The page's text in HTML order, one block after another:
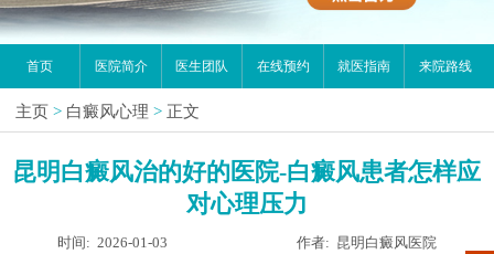
首页 医院简介 医生团队 在线预约 就医指南 来院路线
主页 > 白癜风心理 > 正文
昆明白癜风治的好的医院-白癜风患者怎样应
对心理压力
时间: 2026-01-03 作者: 昆明白癜风医院